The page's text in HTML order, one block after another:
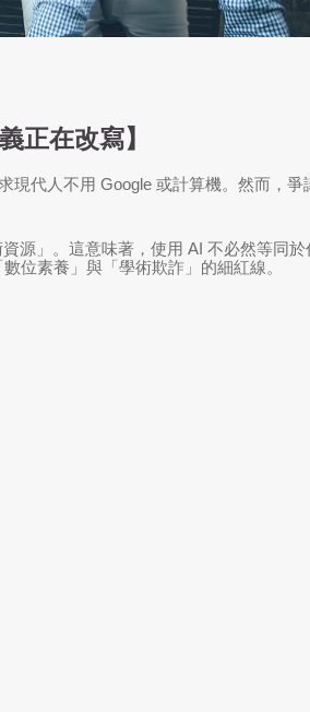
正在改寫】
代人不用 Google 或計算機。然而，爭
源」。這意味著，使用 AI 不必然等同
位素養」與「學術欺詐」的細紅線。